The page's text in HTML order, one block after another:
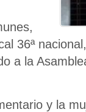
36ª
a la
y la